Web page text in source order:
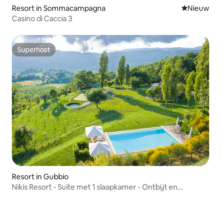
Resort in Sommacampagna Nieuwe
Nieuw
Casino di Caccia 3
Superhost
Superhost
Resort in Gubbio
Nikis Resort - Suite met 1 slaapkamer - Ontbijt en